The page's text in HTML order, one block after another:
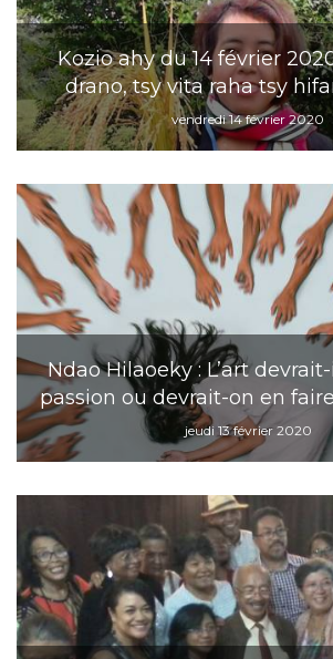
Kozio ahy du 14 février
drano, tsy vita raha tsy
vendredi 14 février 2020
Ndao Hilaoeky : L’art
passion ou devrait-on en
jeudi 13 février 2020